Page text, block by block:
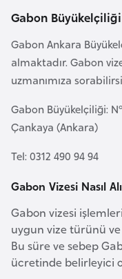
Gabon
Gabon Ankara
almaktadır. Gabon
uzmanımıza
Gabon Büyükelçiliği:
Çankaya (Ankara)
Tel: 0312 490 94 94
Gabon Vizesi Nasıl
Gabon vizesi
uygun vize türünü
Bu süre ve sebep
ücretinde belirleyici
c
a
n
B
a
h
e
n
B
a
n